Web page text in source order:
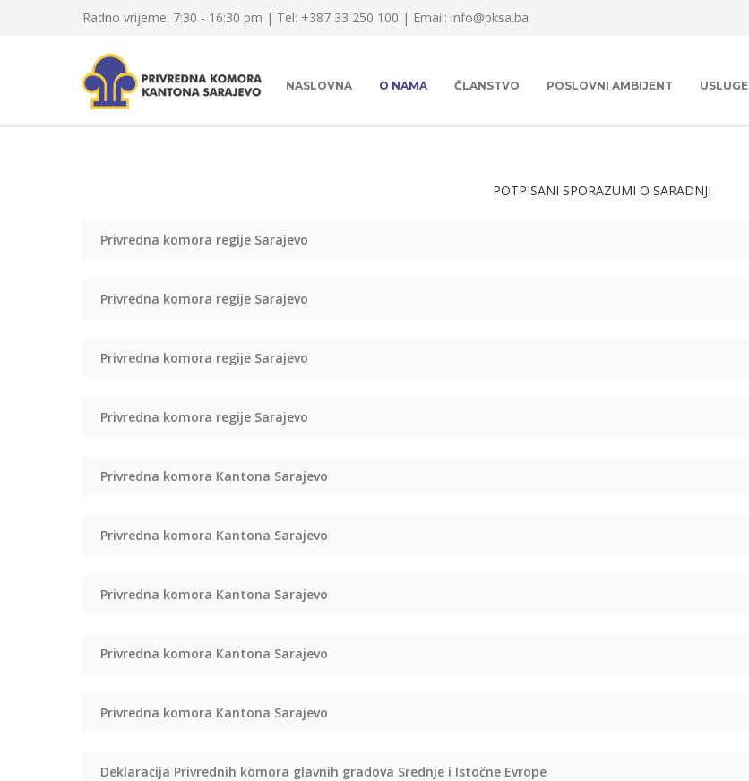
Radno vrijeme: 7:30 - 16:30 pm | Tel: +387 33 250 100 | Email: info@pksa.ba
NASLOVNA O NAMA ČLANSTVO POSLOVNI AMBIJENT USLUGE
POTPISANI SPORAZUMI O SARADNJI
Privredna komora regije Sarajevo
Privredna komora regije Sarajevo
Privredna komora regije Sarajevo
Privredna komora regije Sarajevo
Privredna komora Kantona Sarajevo
Privredna komora Kantona Sarajevo
Privredna komora Kantona Sarajevo
Privredna komora Kantona Sarajevo
Privredna komora Kantona Sarajevo
Deklaracija Privrednih komora glavnih gradova Srednje i Istočne Evrope